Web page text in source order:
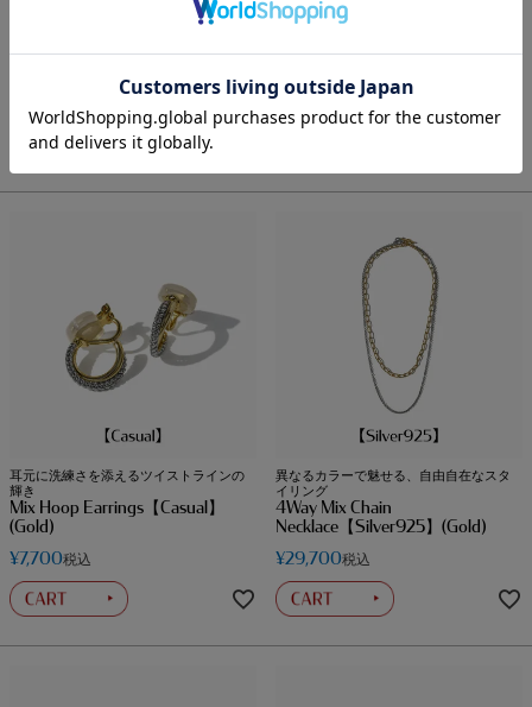
Cross Pierced【Silver925】
Mix Hoop Ear Cuff
¥
耳元に洗練さを添えるツイストラインの
輝き
Mix Hoop Earrings【Casual】
(Gold)
¥7,700税込
異なるカラーで魅せる、自由自在なスタ
イリング
4Way Mix Chain
Necklace【Silver925】(Gold)
¥29,700税込